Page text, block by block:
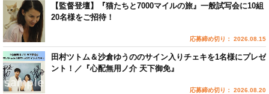
【監督登壇】『猫たちと7000マイルの旅』一般試写会に10組
20名様をご招待！
応募締め切り： 2026.08.15
田村ツトム＆沙倉ゆうののサイン入りチェキを1名様にプレゼ
ント！／『心配無用ノ介 天下御免』
応募締め切り： 2026.08.20